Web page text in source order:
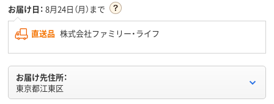
お届け日： 8月24日（月）まで
直送品 株式会社ファミリー・ライフ
お届け先住所：
東京都江東区